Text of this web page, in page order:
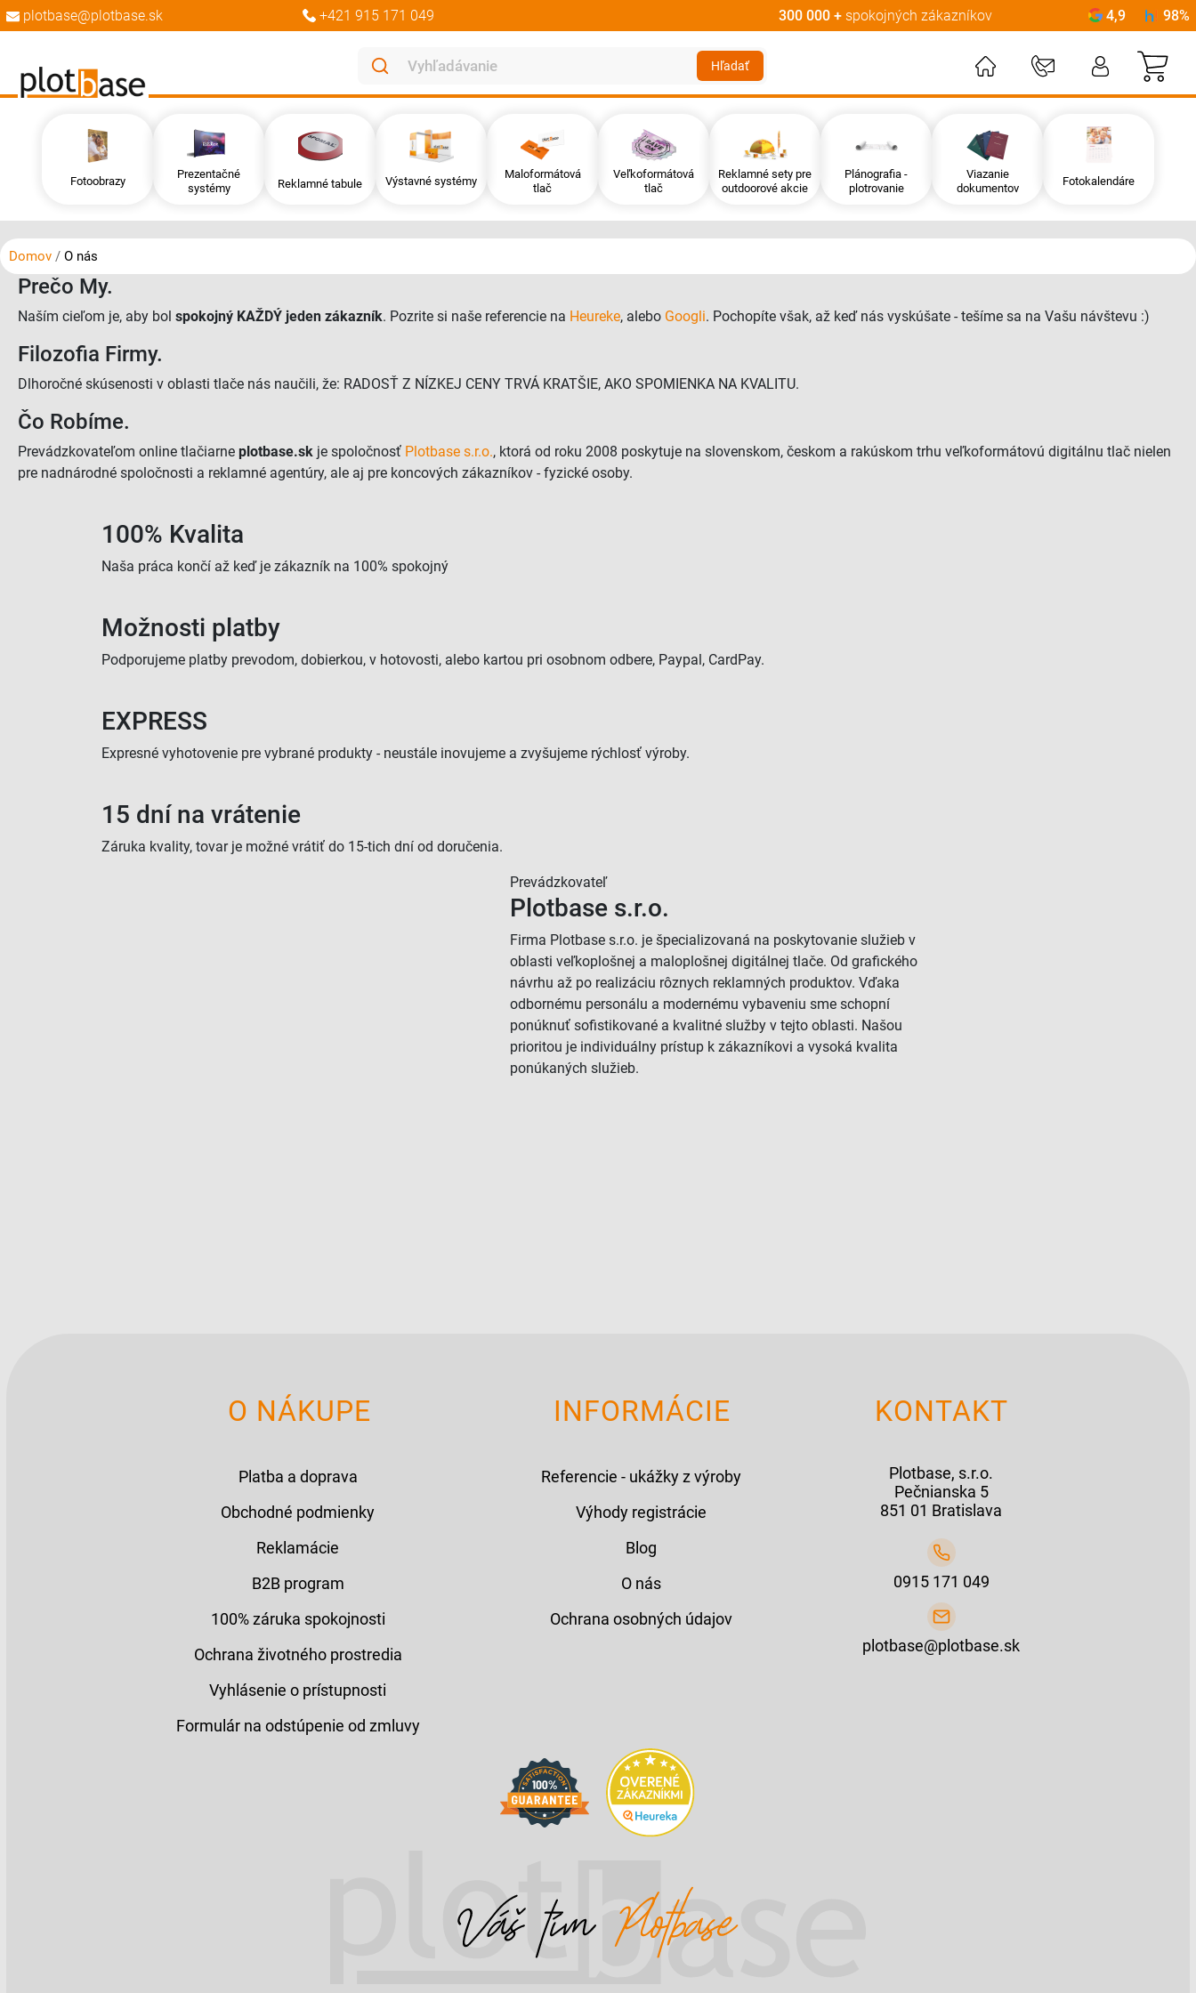
plotbase@plotbase.sk +421 915 171 049 300 000 + spokojných zákazníkov 4,9 98%
Hľadať
Fotoobrazy
Prezentačné
systémy
Reklamné tabule Výstavné systémy
Maloformátová
tlač
Veľkoformátová
tlač
Reklamné sety pre
outdoorové akcie
Plánografia -
plotrovanie
Viazanie
dokumentov
Fotokalendáre
Domov O nás
Prečo My.
Naším cieľom je, aby bol spokojný KAŽDÝ jeden zákazník. Pozrite si naše referencie na Heureke, alebo Googli. Pochopíte však, až keď nás vyskúšate - tešíme sa na Vašu návštevu :)
Filozofia Firmy.
Dlhoročné skúsenosti v oblasti tlače nás naučili, že: RADOSŤ Z NÍZKEJ CENY TRVÁ KRATŠIE, AKO SPOMIENKA NA KVALITU.
Čo Robíme.
Prevádzkovateľom online tlačiarne plotbase.sk je spoločnosť Plotbase s.r.o., ktorá od roku 2008 poskytuje na slovenskom, českom a rakúskom trhu veľkoformátovú digitálnu tlač nielen
pre nadnárodné spoločnosti a reklamné agentúry, ale aj pre koncových zákazníkov - fyzické osoby.
100% Kvalita
Naša práca končí až keď je zákazník na 100% spokojný
Možnosti platby
Podporujeme platby prevodom, dobierkou, v hotovosti, alebo kartou pri osobnom odbere, Paypal, CardPay.
EXPRESS
Expresné vyhotovenie pre vybrané produkty - neustále inovujeme a zvyšujeme rýchlosť výroby.
15 dní na vrátenie
Záruka kvality, tovar je možné vrátiť do 15-tich dní od doručenia.
Prevádzkovateľ
Plotbase s.r.o.
Firma Plotbase s.r.o. je špecializovaná na poskytovanie služieb v
oblasti veľkoplošnej a maloplošnej digitálnej tlače. Od grafického
návrhu až po realizáciu rôznych reklamných produktov. Vďaka
odbornému personálu a modernému vybaveniu sme schopní
ponúknuť sofistikované a kvalitné služby v tejto oblasti. Našou
prioritou je individuálny prístup k zákazníkovi a vysoká kvalita
ponúkaných služieb.
O NÁKUPE
Platba a doprava
Obchodné podmienky
Reklamácie
B2B program
100% záruka spokojnosti
Ochrana životného prostredia
Vyhlásenie o prístupnosti
Formulár na odstúpenie od zmluvy
INFORMÁCIE
Referencie - ukážky z výroby
Výhody registrácie
Blog
O nás
Ochrana osobných údajov
KONTAKT
Plotbase, s.r.o.
Pečnianska 5
851 01 Bratislava
0915 171 049
plotbase@plotbase.sk